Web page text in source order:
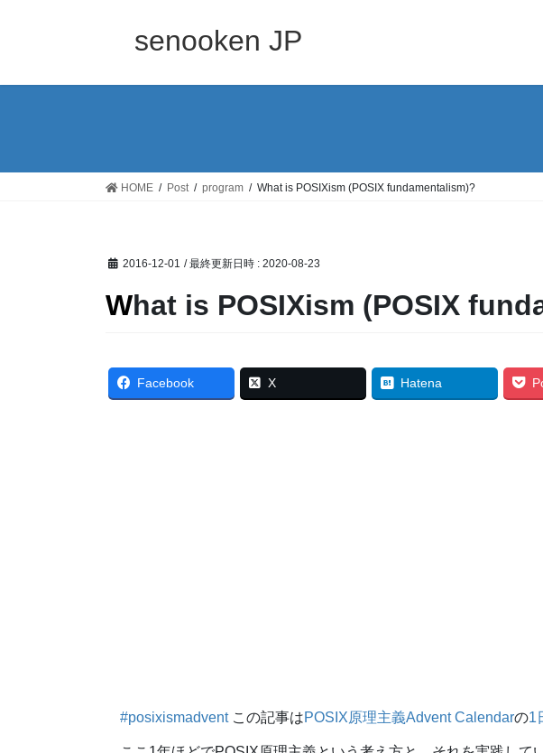
senooken JP
HOME Post program What is POSIXism (POSIX fundamentalism)?
2016-12-01 / 最終更新日時 : 2020-08-23
What is POSIXism (POSIX
Facebook X Hatena
#posixismadventこの記事はPOSIX原理主義Advent Calendarの1